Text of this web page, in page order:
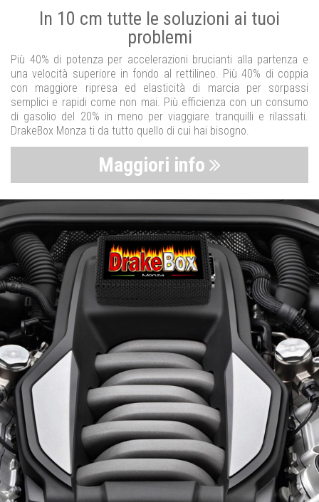
In 10 cm tutte le soluzioni ai tuoi
problemi
Più 40% di potenza per accelerazioni brucianti alla partenza e
una velocità superiore in fondo al rettilineo. Più 40% di coppia
con maggiore ripresa ed elasticità di marcia per sorpassi
semplici e rapidi come non mai. Più efficienza con un consumo
di gasolio del 20% in meno per viaggiare tranquilli e rilassati.
DrakeBox Monza ti da tutto quello di cui hai bisogno.
Maggiori info